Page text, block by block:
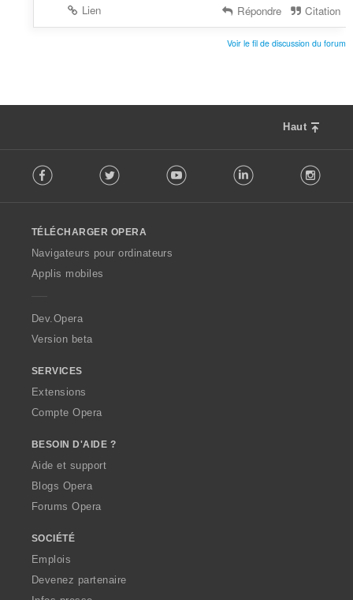
Lien
Répondre Citation
Voir le fil de discussion du forum
Haut
o
w
O
p
a
Facebook Twitter Youtube LinkedIn
TÉLÉCHARGER OPERA
Navigateurs pour ordinateurs
Applis mobiles
Dev.Opera
Version beta
SERVICES
Extensions
Compte Opera
BESOIN D'AIDE ?
Aide et support
Blogs Opera
Forums Opera
SOCIÉTÉ
Emplois
Devenez partenaire